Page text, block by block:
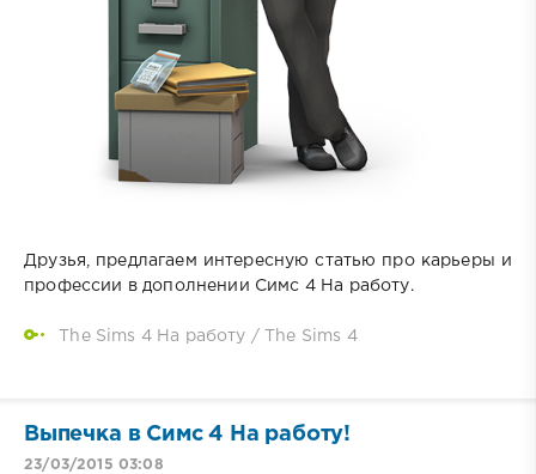
Друзья, предлагаем интересную статью про карьеры и
профессии в дополнении Симс 4 На работу.
The Sims 4 На работу / The Sims 4
Выпечка в Симс 4 На работу!
23/03/2015 03:08